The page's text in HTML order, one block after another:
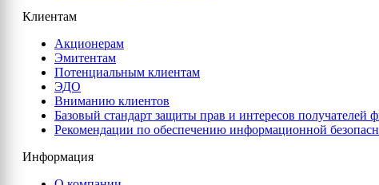
Клиентам
Акционерам
Эмитентам
Потенциальным клиентам
ЭДО
Вниманию клиентов
Базовый стандарт защиты прав и интересов получателей
Рекомендации по обеспечению информационной
Информация